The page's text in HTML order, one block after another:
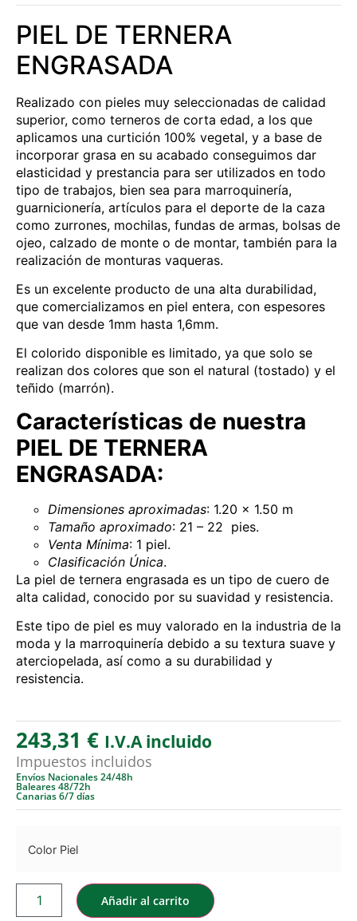
PIEL DE TERNERA
ENGRASADA
Realizado con pieles muy seleccionadas de calidad
superior, como terneros de corta edad, a los que
aplicamos una curtición 100% vegetal, y a base de
incorporar grasa en su acabado conseguimos dar
elasticidad y prestancia para ser utilizados en todo
tipo de trabajos, bien sea para marroquinería,
guarnicionería, artículos para el deporte de la caza
como zurrones, mochilas, fundas de armas, bolsas de
ojeo, calzado de monte o de montar, también para la
realización de monturas vaqueras.
Es un excelente producto de una alta durabilidad,
que comercializamos en piel entera, con espesores
que van desde 1mm hasta 1,6mm.
El colorido disponible es limitado, ya que solo se
realizan dos colores que son el natural (tostado) y el
teñido (marrón).
Características de nuestra
PIEL DE TERNERA
ENGRASADA:
Dimensiones aproximadas: 1.20 x 1.50 m
Tamaño aproximado: 21 – 22 pies.
Venta Mínima: 1 piel.
Clasificación Única.
La piel de ternera engrasada es un tipo de cuero de
alta calidad, conocido por su suavidad y resistencia.
Este tipo de piel es muy valorado en la industria de la
moda y la marroquinería debido a su textura suave y
aterciopelada, así como a su durabilidad y
resistencia.
243,31 € I.V.A incluido
Impuestos incluidos
Envíos Nacionales 24/48h
Baleares 48/72h
Canarias 6/7 días
Color Piel
Añadir al carrito